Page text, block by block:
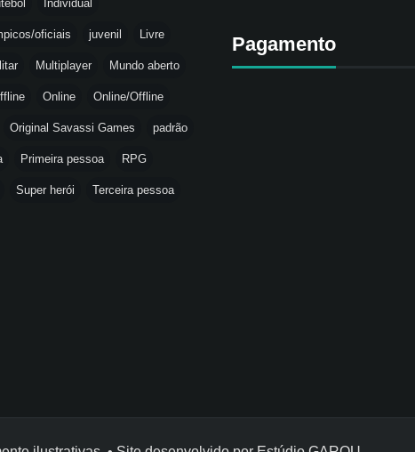
Individual
oficiais juvenil Livre
Multiplayer Mundo aberto
Online Online/Offline
Original Savassi Games padrão
Primeira pessoa RPG
Super herói Terceira pessoa
Pagamento